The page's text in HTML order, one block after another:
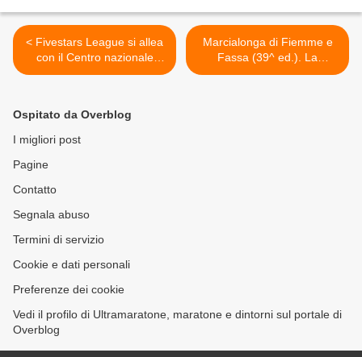
< Fivestars League si allea
con il Centro nazionale
trapianti: firmato un
attraverso il ciclismo
Marcialonga di Fiemme e
Fassa (39^ ed.). La
marcialonga si annuncia
Ospitato da Overblog
I migliori post
Pagine
Contatto
Segnala abuso
Termini di servizio
Cookie e dati personali
Preferenze dei cookie
Vedi il profilo di Ultramaratone, maratone e dintorni sul portale di
Overblog